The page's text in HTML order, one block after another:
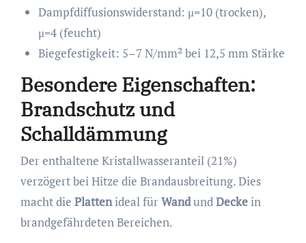
Dampfdiffusionswiderstand: μ=10 (trocken),
μ=4 (feucht)
Biegefestigkeit: 5–7 N/mm² bei 12,5 mm Stärke
Besondere Eigenschaften:
Brandschutz und
Schalldämmung
Der enthaltene Kristallwasseranteil (21%)
verzögert bei Hitze die Brandausbreitung. Dies
macht die Plattenideal fürWandundDeckein
brandgefährdeten Bereichen.